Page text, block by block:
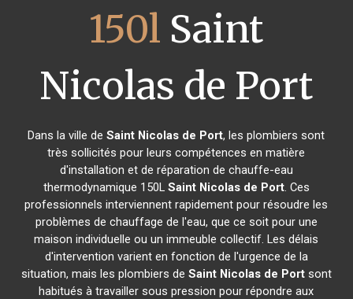
150l Saint
Nicolas de Port
Dans la ville deSaint Nicolas de Port, les plombiers sont
très sollicités pour leurs compétences en matière
d'installation et de réparation de chauffe-eau
thermodynamique 150L Saint Nicolas de Port. Ces
professionnels interviennent rapidement pour résoudre les
problèmes de chauffage de l'eau, que ce soit pour une
maison individuelle ou un immeuble collectif. Les délais
d'intervention varient en fonction de l'urgence de la
situation, mais les plombiers de Saint Nicolas de Portsont
habitués à travailler sous pression pour répondre aux